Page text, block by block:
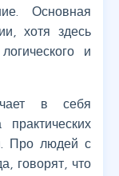
Основная
хотя здесь
и
в себя
Про людей с
говорят, что